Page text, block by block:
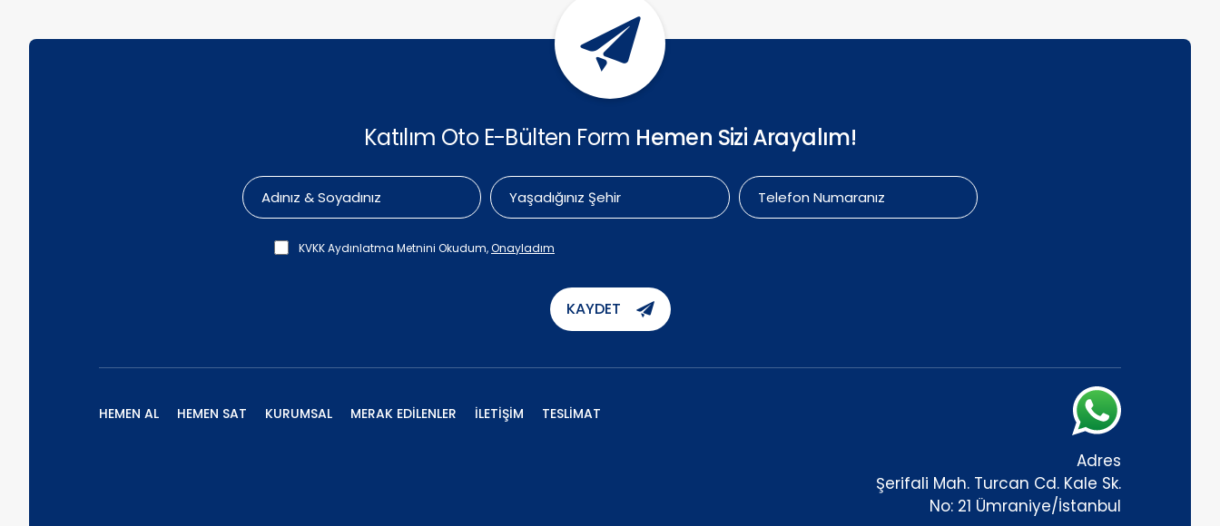
Katılım Oto E-Bülten Form Hemen Sizi Arayalım!
KVKK Aydınlatma Metnini Okudum,Onayladım
KAYDET
HEMEN AL HEMEN SAT KURUMSAL MERAK EDİLENLER İLETİŞİM TESLİMAT
Adres
Şerifali Mah. Turcan Cd. Kale Sk.
No: 21 Ümraniye/İstanbul